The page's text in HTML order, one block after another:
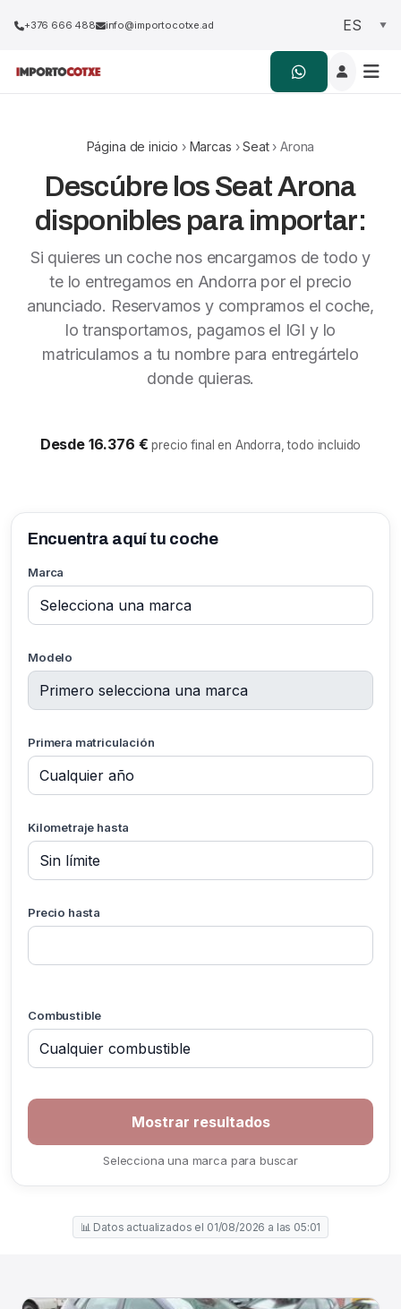
+376 666 488 info@importocotxe.ad
Página de inicio › Marcas ›Seat› Arona
Descúbre los Seat Arona
disponibles para importar:
Si quieres un coche nos encargamos de todo y
te lo entregamos en Andorra por el precio
anunciado. Reservamos y compramos el coche,
lo transportamos, pagamos el IGI y lo
matriculamos a tu nombre para entregártelo
donde quieras.
Desde 16.376 €precio final en Andorra, todo incluido
Encuentra aquí tu coche
Marca
Modelo
Primera matriculación
Kilometraje hasta
Precio hasta
Combustible
Selecciona una marca para buscar
📊 Datos actualizados el 01/08/2026 a las 05:01